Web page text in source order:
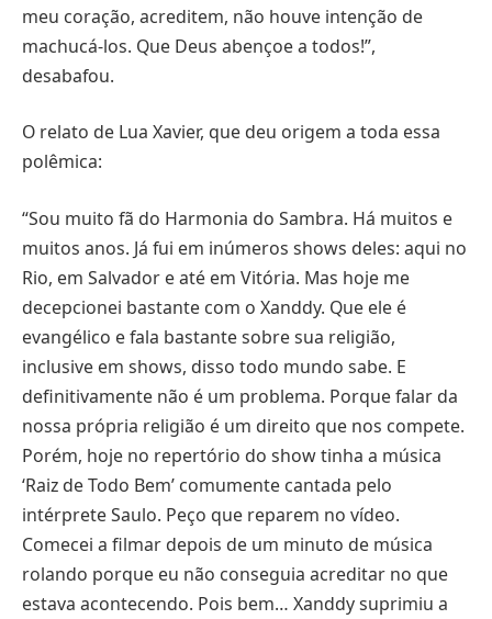
meu coração, acreditem, não houve intenção de
machucá-los. Que Deus abençoe a todos!”,
desabafou.
O relato de Lua Xavier, que deu origem a toda essa
polêmica:
“Sou muito fã do Harmonia do Sambra. Há muitos e
muitos anos. Já fui em inúmeros shows deles: aqui no
Rio, em Salvador e até em Vitória. Mas hoje me
decepcionei bastante com o Xanddy. Que ele é
evangélico e fala bastante sobre sua religião,
inclusive em shows, disso todo mundo sabe. E
definitivamente não é um problema. Porque falar da
nossa própria religião é um direito que nos compete.
Porém, hoje no repertório do show tinha a música
‘Raiz de Todo Bem’ comumente cantada pelo
intérprete Saulo. Peço que reparem no vídeo.
Comecei a filmar depois de um minuto de música
rolando porque eu não conseguia acreditar no que
estava acontecendo. Pois bem… Xanddy suprimiu a